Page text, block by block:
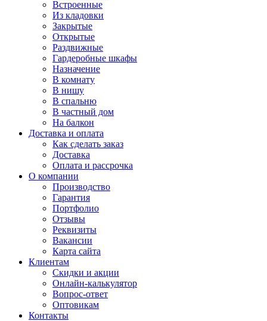
Встроенные
Из кладовки
Закрытые
Открытые
Раздвижные
Гардеробные шкафы
Назначение
В комнату
В нишу
В спальню
В частный дом
На балкон
Доставка и оплата
Как сделать заказ
Доставка
Оплата и рассрочка
О компании
Производство
Гарантия
Портфолио
Отзывы
Реквизиты
Вакансии
Карта сайта
Клиентам
Скидки и акции
Онлайн-калькулятор
Вопрос-ответ
Оптовикам
Контакты